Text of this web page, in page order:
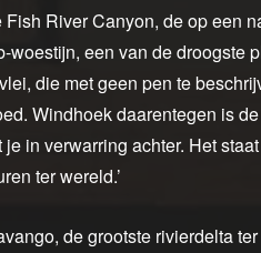
Fish River Canyon, de op een
een van de droogste
die met geen pen te
Windhoek daarentegen is
in verwarring achter. Het
ter wereld.’
de grootste rivierdelta